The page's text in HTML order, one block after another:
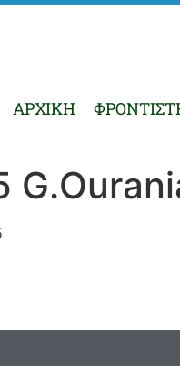
ΑΡΧΙΚΗ